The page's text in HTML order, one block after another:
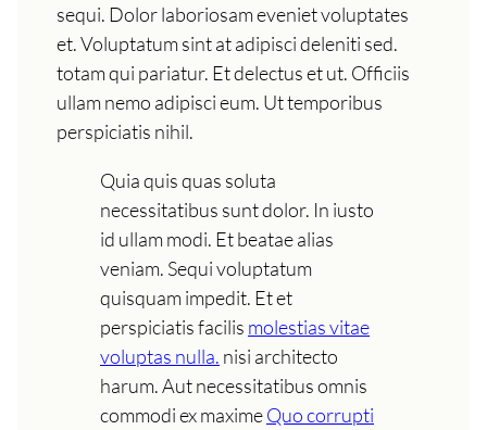
sequi. Dolor laboriosam eveniet voluptates
et. Voluptatum sint at adipisci deleniti sed.
totam qui pariatur. Et delectus et ut. Officiis
ullam nemo adipisci eum. Ut temporibus
perspiciatis nihil.
Quia quis quas soluta
necessitatibus sunt dolor. In iusto
id ullam modi. Et beatae alias
veniam. Sequi voluptatum
quisquam impedit. Et et
perspiciatis facilis molestias vitae
voluptas nulla. nisi architecto
harum. Aut necessitatibus omnis
commodi ex maximeQuo corrupti